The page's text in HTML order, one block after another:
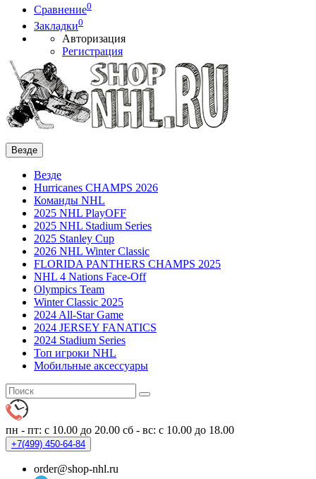
Сравнение0
Закладки0
Авторизация
Регистрация
Везде
Везде
Hurricanes CHAMPS 2026
Команды NHL
2025 NHL PlayOFF
2025 NHL Stadium Series
2025 Stanley Cup
2026 NHL Winter Classic
FLORIDA PANTHERS CHAMPS 2025
NHL 4 Nations Face-Off
Olympics Team
Winter Classic 2025
2024 All-Star Game
2024 JERSEY FANATICS
2024 Stadium Series
Топ игроки NHL
Мобильные аксессуары
пн - пт: с 10.00 до 20.00 сб - вс: с 10.00 до 18.00
+7(499) 450-64-84
order@shop-nhl.ru